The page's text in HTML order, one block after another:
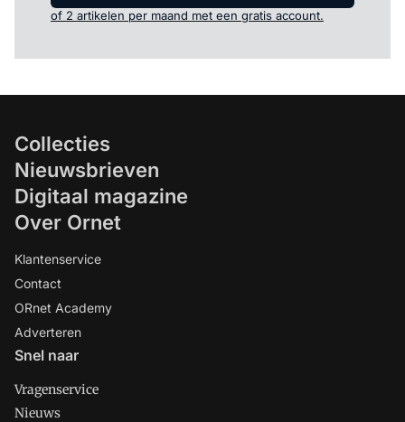
of 2 artikelen per maand met een gratis account.
Collecties
Nieuwsbrieven
Digitaal magazine
Over Ornet
Klantenservice
Contact
ORnet Academy
Adverteren
Snel naar
Vragenservice
Nieuws